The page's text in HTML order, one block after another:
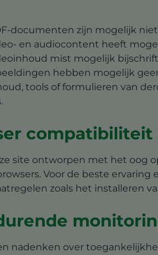
documenten zijn mogelijk
en audiocontent heeft
mist mogelijk
hebben mogelijk
tools of formulieren van
compatibiliteit
site ontworpen met het oog
Voor de beste
zoals het installeren
nadenken over